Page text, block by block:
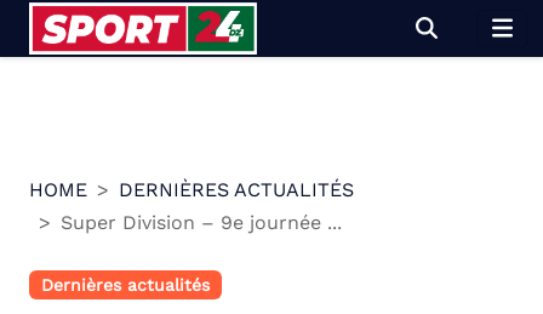
HOME
DERNIÈRES ACTUALITÉS
Super Division – 9e journée ...
Dernières actualités